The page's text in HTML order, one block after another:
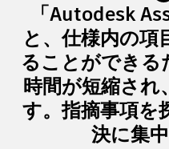
「Autodesk
と、仕様内の
ることができる
時間が短縮され
す。指摘事項を
決に集